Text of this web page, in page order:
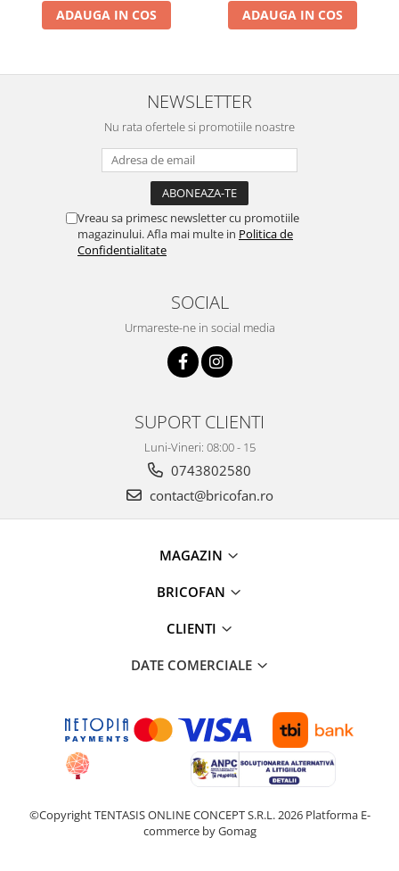
Baterii cada
Baterii electrice
Chiuvete bucatarie compozit
Coloane de dus
Climatizare si echipamente de
Kit-uri Supravietuire si Accesorii
Cutii depozitare medicamente
Dulapuri si rafturi de depozitare
Maturi, mopuri si galeti
Organizatoare imbracaminte si
incaltaminte
Perii si aparate scame
ADAUGA IN COS ADAUGA IN COS
NEWSLETTER
Nu rata ofertele si promotiile noastre
Vreau sa primesc newsletter cu promotiile
magazinului. Afla mai multe in Politica de
Confidentialitate
SOCIAL
Urmareste-ne in social media
SUPORT CLIENTI
Luni-Vineri: 08:00 - 15
0743802580
contact@bricofan.ro
MAGAZIN
BRICOFAN
CLIENTI
DATE COMERCIALE
©Copyright TENTASIS ONLINE CONCEPT S.R.L. 2026 Platforma E-
commerce by Gomag